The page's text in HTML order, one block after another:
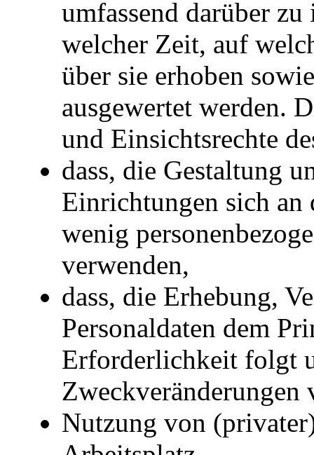
umfassend darüber
welcher Zeit, auf
über sie erhoben
ausgewertet werden.
und Einsichtsrechte
dass, die Gestaltung
Einrichtungen sich
wenig
verwenden,
dass, die Erhebung,
Personaldaten dem
Erforderlichkeit folgt
Zweckveränderungen
Nutzung von